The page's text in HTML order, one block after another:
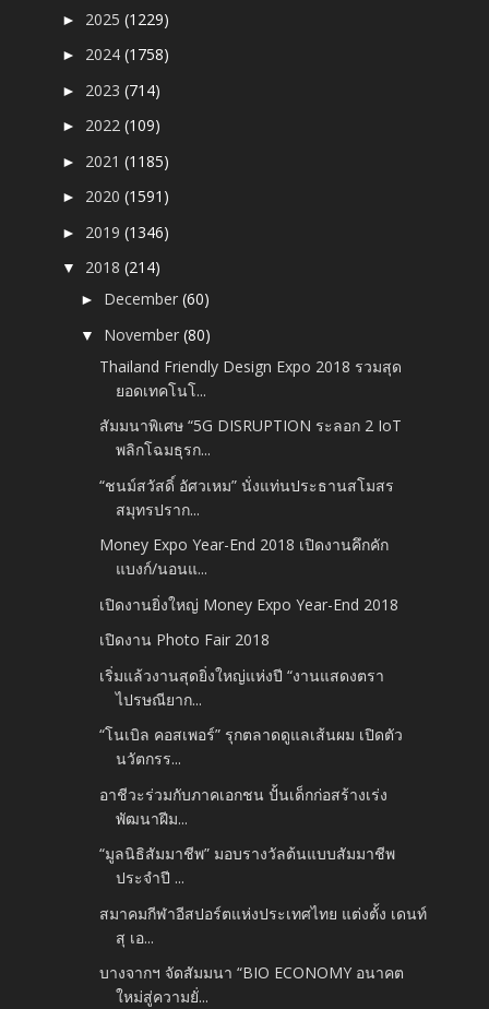
► 2025(1229)
► 2024(1758)
► 2023(714)
► 2022(109)
► 2021(1185)
► 2020(1591)
► 2019(1346)
▼ 2018(214)
► December(60)
▼ November(80)
Thailand Friendly Design Expo 2018 รวมสุด
ยอดเทคโนโ...
สัมมนาพิเศษ “5G DISRUPTION ระลอก 2 IoT
พลิกโฉมธุรก...
“ชนม์สวัสดิ์ อัศวเหม” นั่งแท่นประธานสโมสร
สมุทรปราก...
Money Expo Year-End 2018 เปิดงานคึกคัก
แบงก์/นอนแ...
เปิดงานยิ่งใหญ่ Money Expo Year-End 2018
เปิดงาน Photo Fair 2018
เริ่มแล้วงานสุดยิ่งใหญ่แห่งปี “งานแสดงตรา
ไปรษณียาก...
“โนเบิล คอสเพอร์” รุกตลาดดูแลเส้นผม เปิดตัว
นวัตกรร...
อาชีวะร่วมกับภาคเอกชน ปั้นเด็กก่อสร้างเร่ง
พัฒนาฝีม...
“มูลนิธิสัมมาชีพ” มอบรางวัลต้นแบบสัมมาชีพ
ประจำปี ...
สมาคมกีฬาอีสปอร์ตแห่งประเทศไทย แต่งตั้ง เดนท์
สุ เอ...
บางจากฯ จัดสัมมนา “BIO ECONOMY อนาคต
ใหม่สู่ความยั่...